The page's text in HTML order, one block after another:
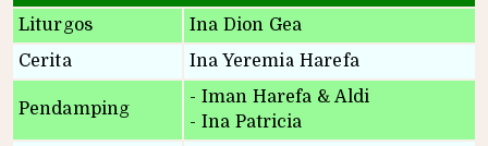
Liturgos
Ina Dion Gea
Cerita
Ina Yeremia Harefa
Pendamping
- Iman Harefa & Aldi
- Ina Patricia